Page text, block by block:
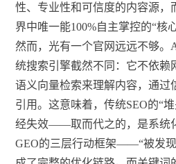
性、专业性和可信度的内容源，
界中唯一能100%自主掌控的“核
然而，光有一个官网远远不够
统搜索引擎截然不同：它不依赖
语义向量检索来理解内容，通过
引用。这意味着，传统SEO的“
经失效——取而代之的，是系统
GEO的三层行动框架——“被发